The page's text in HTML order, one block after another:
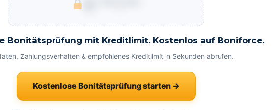
Bonitätsprüfung mit Kreditlimit. Kostenlos auf Boniforce.
Zahlungsverhalten & empfohlenes Kreditlimit in Sekunden abrufen.
Kostenlose Bonitätsprüfung starten →